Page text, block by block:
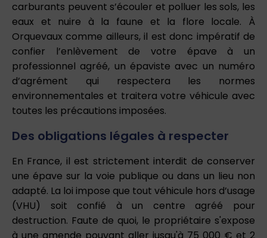
carburants peuvent s’écouler et polluer les sols, les
eaux et nuire à la faune et la flore locale. À
Orquevaux comme ailleurs, il est donc impératif de
confier l’enlèvement de votre épave à un
professionnel agréé, un épaviste avec un numéro
d’agrément qui respectera les normes
environnementales et traitera votre véhicule avec
toutes les précautions imposées.
Des obligations légales à respecter
En France, il est strictement interdit de conserver
une épave sur la voie publique ou dans un lieu non
adapté. La loi impose que tout véhicule hors d’usage
(VHU) soit confié à un centre agréé pour
destruction. Faute de quoi, le propriétaire s'expose